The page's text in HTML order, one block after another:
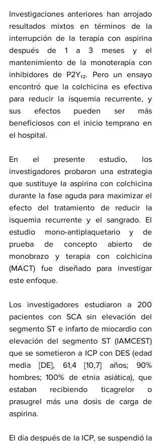
Investigaciones anteriores han arrojado
resultados mixtos en términos de la
interrupción de la terapia con aspirina
después de 1 a 3 meses y el
mantenimiento de la monoterapia con
inhibidores de P2Y₁₂. Pero un ensayo
encontró que la colchicina es efectiva
para reducir la isquemia recurrente, y
sus efectos pueden ser más
beneficiosos con el inicio temprano en
el hospital.
En el presente estudio, los
investigadores probaron una estrategia
que sustituye la aspirina con colchicina
durante la fase aguda para maximizar el
efecto del tratamiento de reducir la
isquemia recurrente y el sangrado. El
estudio mono-antiplaquetario y de
prueba de concepto abierto de
monobrazo y terapia con colchicina
(MACT) fue diseñado para investigar
este enfoque.
Los investigadores estudiaron a 200
pacientes con SCA sin elevación del
segmento ST e infarto de miocardio con
elevación del segmento ST (IAMCEST)
que se sometieron a ICP con DES (edad
media [DE], 61,4 [10,7] años; 90%
hombres; 100% de etnia asiática), que
estaban recibiendo ticagrelor o
prasugrel más una dosis de carga de
aspirina.
El día después de la ICP, se suspendió la